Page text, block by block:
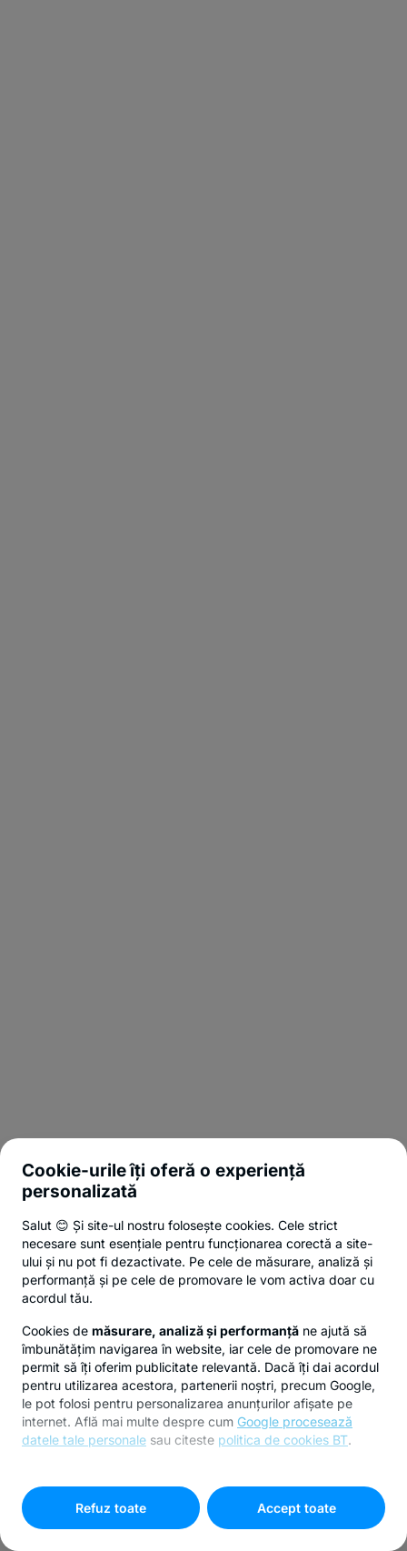
Cookie-urile îți oferă o experiență
personalizată
Salut 😊 Și site-ul nostru folosește cookies. Cele strict
necesare sunt esențiale pentru funcționarea corectă a site-
ului și nu pot fi dezactivate. Pe cele de măsurare, analiză și
performanță și pe cele de promovare le vom activa doar cu
acordul tău.
Cookies de măsurare, analiză și performanță ne ajută să
îmbunătățim navigarea în website, iar cele de promovare ne
permit să îți oferim publicitate relevantă. Dacă îți dai acordul
pentru utilizarea acestora, partenerii noștri, precum Google,
le pot folosi pentru personalizarea anunțurilor afișate pe
internet. Află mai multe despre cum Google procesează
datele tale personale sau citeste politica de cookies BT.
cookies"
Refuz toate
Accept toate